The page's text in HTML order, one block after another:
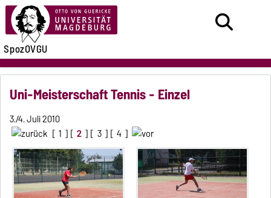
SpozOVGU
Uni-Meisterschaft Tennis - Einzel
3./4. Juli 2010
[ 1 ] [ 2 ] [ 3 ] [ 4 ]